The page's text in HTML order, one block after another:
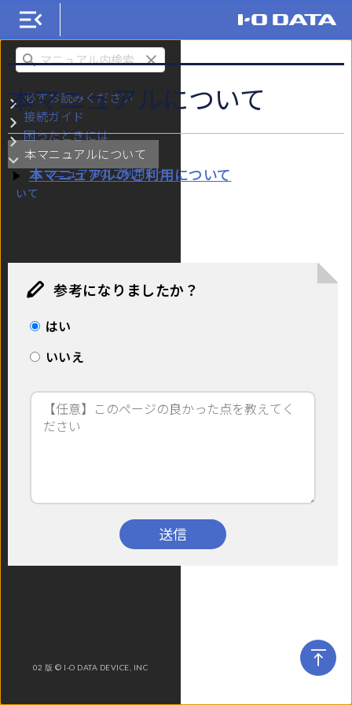
本マニュアルについて
本マニュアルのご利用について
参考になりましたか？
はい
いいえ
送信
HDCX-UTLBシリーズ
検索
サブメニュー 必ずお読みください
必ずお読みください
サブメニュー 接続ガイド
接続ガイド
サブメニュー 困ったときには
困ったときには
サブメニュー 本マニュアルについて
本マニュアルについて
本マニュアルのご利用につ
いて
02 版 © I-O DATA DEVICE, INC